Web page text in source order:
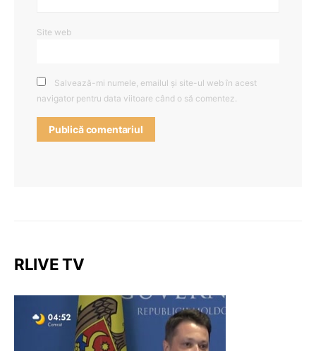
Site web
Salvează-mi numele, emailul și site-ul web în acest
navigator pentru data viitoare când o să comentez.
RLIVE TV